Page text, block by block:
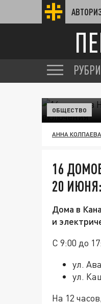
ОБЩЕСТВО
АННА КОЛПАЕВА
16
20
Дома в
и
С 9:00 до
ул.
ул.
На 12